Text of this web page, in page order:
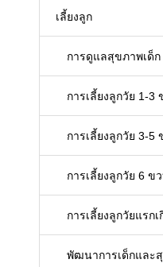
เลี้ยงลูก
การดูแลสุขภาพเด็ก
การเลี้ยงลูกวัย 1-3
การเลี้ยงลูกวัย 3-5
การเลี้ยงลูกวัย 6 ข
การเลี้ยงลูกวัยแรก
พัฒนาการเด็กและ